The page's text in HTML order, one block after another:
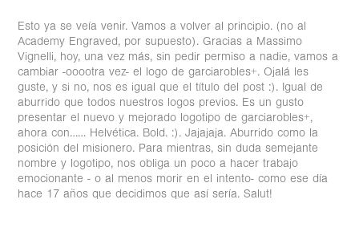
Esto ya se veía venir. Vamos a volver al principio. (no al
Academy Engraved, por supuesto). Gracias a Massimo
Vignelli, hoy, una vez más, sin pedir permiso a nadie, vamos a
cambiar -ooootra vez- el logo de garciarobles+. Ojalá les
guste, y si no, nos es igual que el título del post :). Igual de
aburrido que todos nuestros logos previos. Es un gusto
presentar el nuevo y mejorado logotipo de garciarobles+,
ahora con…… Helvética. Bold. :). Jajajaja. Aburrido como la
posición del misionero. Para mientras, sin duda semejante
nombre y logotipo, nos obliga un poco a hacer trabajo
emocionante - o al menos morir en el intento- como ese día
hace 17 años que decidimos que así sería. Salut!